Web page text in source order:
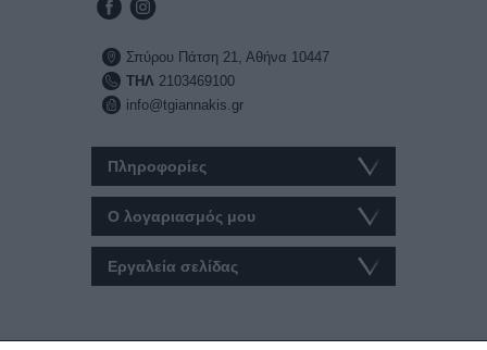
Πληροφορίες
Ο λογαριασμός μου
Εργαλεία σελίδας
Σπύρου Πάτση 21, Αθήνα 10447
ΤΗΛ2103469100
info@tgiannakis.gr